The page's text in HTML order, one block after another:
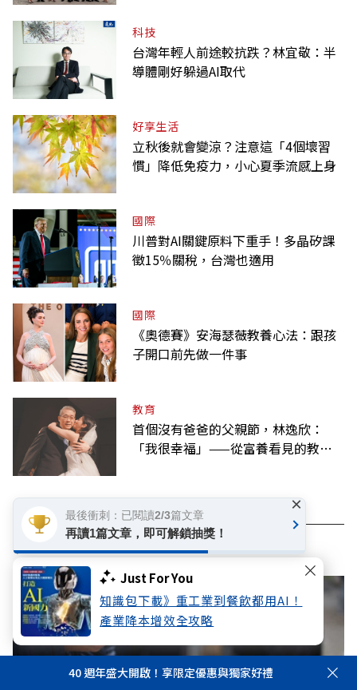
Just For You
知識包下載》重工業到餐飲都用AI！
產業降本增效全攻略
科技
台灣年輕人前途較抗跌？林宜敬：半
導體剛好躲過AI取代
好享生活
立秋後就會變涼？注意這「4個壞習
慣」降低免疫力，小心夏季流感上身
國際
川普對AI關鍵原料下重手！多晶矽課
徵15％關稅，台灣也適用
國際
《奧德賽》安海瑟薇教養心法：跟孩
子開口前先做一件事
教育
首個沒有爸爸的父親節，林逸欣：
「我很幸福」——從富養看見的教養
看此文章的人也看了..
40 週年盛大開啟！享限定優惠與獨家好禮
最後衝刺：已閱讀2/3篇文章
再讀1篇文章，即可解鎖抽獎！
×